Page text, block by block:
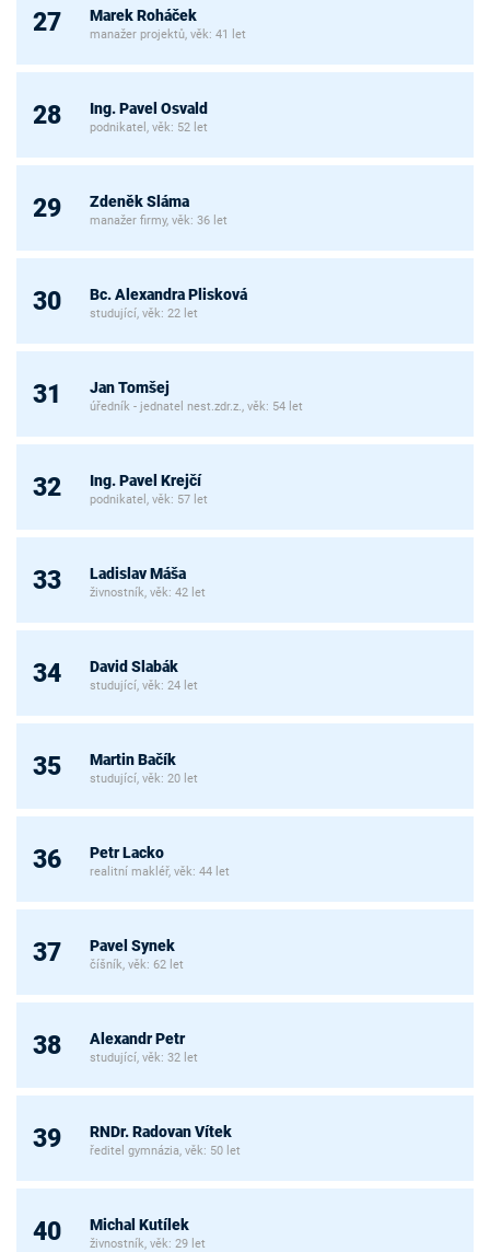
27 Marek Roháček
manažer projektů, věk: 41 let
28 Ing. Pavel Osvald
podnikatel, věk: 52 let
29 Zdeněk Sláma
manažer firmy, věk: 36 let
30 Bc. Alexandra Plisková
studující, věk: 22 let
31 Jan Tomšej
úředník - jednatel nest.zdr.z., věk: 54 let
32 Ing. Pavel Krejčí
podnikatel, věk: 57 let
33 Ladislav Máša
živnostník, věk: 42 let
34 David Slabák
studující, věk: 24 let
35 Martin Bačík
studující, věk: 20 let
36 Petr Lacko
realitní makléř, věk: 44 let
37 Pavel Synek
číšník, věk: 62 let
38 Alexandr Petr
studující, věk: 32 let
39 RNDr. Radovan Vítek
ředitel gymnázia, věk: 50 let
40 Michal Kutílek
živnostník, věk: 29 let